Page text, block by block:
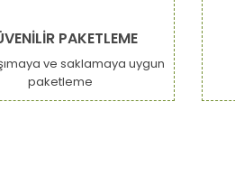
PAKETLEME
ve saklamaya uygun
paketleme